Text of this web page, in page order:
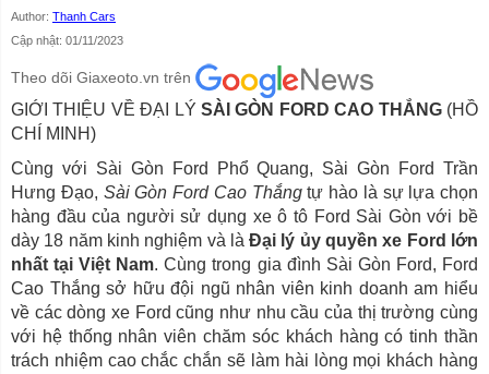
Author: Thanh Cars
Cập nhật: 01/11/2023
Theo dõi Giaxeoto.vn trên
GIỚI THIỆU VỀ ĐẠI LÝ SÀI GÒN FORD CAO THẮNG(HỒ
CHÍ MINH)
Cùng với Sài Gòn Ford Phổ Quang, Sài Gòn Ford Trần
Hưng Đạo, Sài Gòn Ford Cao Thắngtự hào là sự lựa chọn
hàng đầu của người sử dụng xe ô tô Ford Sài Gòn với bề
dày 18 năm kinh nghiệm và làĐại lý ủy quyền xe Ford lớn
nhất tại Việt Nam. Cùng trong gia đình Sài Gòn Ford, Ford
Cao Thắng sở hữu đội ngũ nhân viên kinh doanh am hiểu
về các dòng xe Ford cũng như nhu cầu của thị trường cùng
với hệ thống nhân viên chăm sóc khách hàng có tinh thần
trách nhiệm cao chắc chắn sẽ làm hài lòng mọi khách hàng